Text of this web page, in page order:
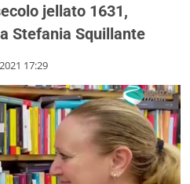
jellato 1631,
Stefania Squillante
17:29